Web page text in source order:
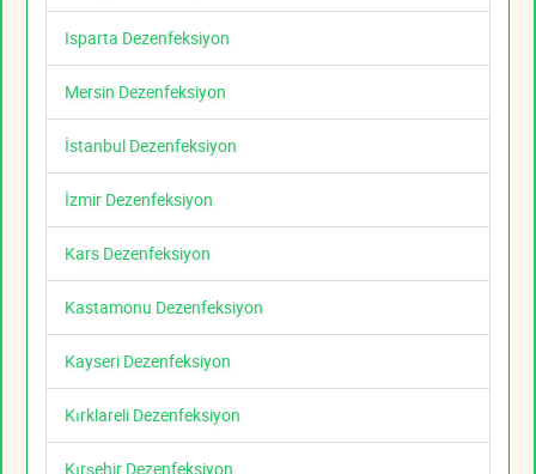
Isparta Dezenfeksiyon
Mersin Dezenfeksiyon
İstanbul Dezenfeksiyon
İzmir Dezenfeksiyon
Kars Dezenfeksiyon
Kastamonu Dezenfeksiyon
Kayseri Dezenfeksiyon
Kırklareli Dezenfeksiyon
Kırşehir Dezenfeksiyon